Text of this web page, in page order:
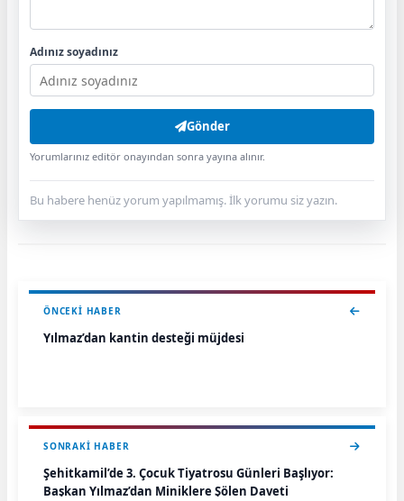
Adınız soyadınız
Gönder
Yorumlarınız editör onayından sonra yayına alınır.
Bu habere henüz yorum yapılmamış. İlk yorumu siz yazın.
ÖNCEKI HABER
Yılmaz’dan kantin desteği müjdesi
SONRAKI HABER
Şehitkamil’de 3. Çocuk Tiyatrosu Günleri Başlıyor:
Başkan Yılmaz’dan Miniklere Şölen Daveti